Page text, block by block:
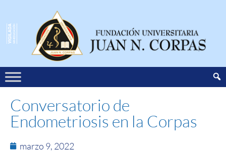
Conversatorio de
Endometriosis en la Corpas
marzo 9, 2022